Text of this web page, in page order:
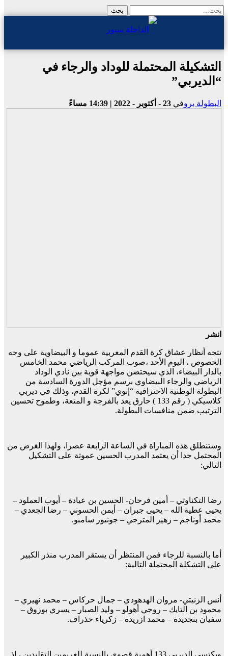
التشكيلة المحتملة للوداد والرجاء في
“الديربي”
البطولة بروفي 23 - أكتوبر - 2022 | 14:39 مساءً
انشر
تتجه أنظار عشاق كرة القدم المغربية عموما و البيضاوية على وجه
الخصوص ، اليوم الأحد ،صوب المركب الرياضي محمد الخامس
بالدار البيضاء، الذي سيحتضن مواجهة قوية بين نادي الوداد
الرياضي والرجاء البيضاوي برسم مؤجل الدورة السادسة من
البطولة الوطنية الاحترافية “إنوي” لكرة القدم، وذلك في ديربي
كلاسيكي ( رقم 133 ) حارق يعد بالفرجة و المتعة، وطموح تحسين
الترتيب ضمن منافسات البطولة.
وستنطلق هذه المباراة في الساعة الرابعة عصرا، ولهذا الغرض من
المحتمل جدا أن يعتمد المدرب الحسين عموتة على التشكيل
التالي:
رضا التكناوتي – أمين فرحان- الحسين بن عيادة – أيوب العملود –
يحيى عطية الله – يحيى جبران – أيمن الحسوني – رضا الجعدي –
محمد أوناجم – زهير المترجي – جونيور سامبو.
أما بالنسبة للرجاء فمن المنتظر أن يستقر المدرب منذر الكبير
على التشكلة المحتملة التالية:
أنس الزنيتي- مروان الهدهودي – جمال حركاس – محمد نهيري –
محمود بن التايك – روجي أهولو – وليد الصبار – يسري بوزوق –
سفيان بنجديدة – محمد ازريدة – زكرياء حذراف.
ويكتسي الديربي 133 أهمية قصوى بالنسبة للغريمين التقليدين ، إذ